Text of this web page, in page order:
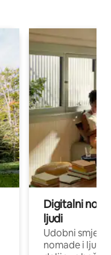
Digitalni
ljudi
Udobni
nomade i ljude